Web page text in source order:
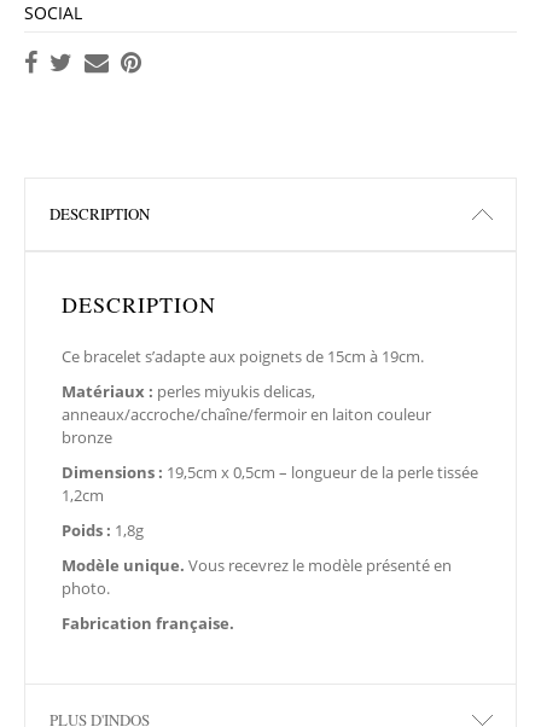
SOCIAL
DESCRIPTION
DESCRIPTION
Ce bracelet s’adapte aux poignets de 15cm à 19cm.
Matériaux : perles miyukis delicas,
anneaux/accroche/chaîne/fermoir en laiton couleur
bronze
Dimensions : 19,5cm x 0,5cm – longueur de la perle tissée
1,2cm
Poids : 1,8g
Modèle unique. Vous recevrez le modèle présenté en
photo.
Fabrication française.
PLUS D'INDOS